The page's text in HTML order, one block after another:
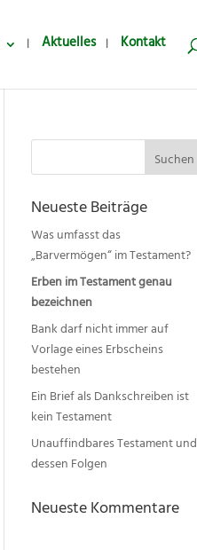
Aktuelles Kontakt
Suchen
Neueste Beiträge
Was umfasst das
„Barvermögen“ im Testament?
Erben im Testament genau
bezeichnen
Bank darf nicht immer auf
Vorlage eines Erbscheins
bestehen
Ein Brief als Dankschreiben ist
kein Testament
Unauffindbares Testament und
dessen Folgen
Neueste Kommentare